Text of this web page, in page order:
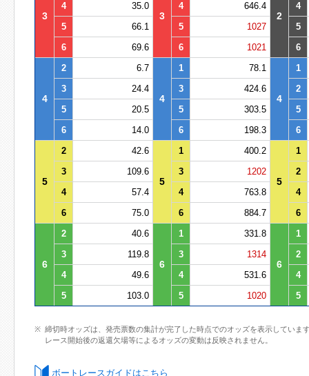
3 3 2
4
35.0 4 646.4
4
5
66.1 5 1027
5
6
69.6 6 1021 6
4
2 6.7
4
1 78.1
4
1
3
24.4 3 424.6
2
5
20.5 5 303.5
5
6
14.0 6 198.3 6
5
2 42.6
5
1 400.2
5
1
3
109.6 3 1202
2
4
57.4 4 763.8
4
6
75.0 6 884.7 6
6
2 40.6
6
1 331.8
6
1
3
119.8 3 1314
2
4
49.6 4 531.6
4
5
103.0 5 1020 5
締切時オッズは、発売票数の集計が完了した時点でのオッズを表示していま
レース開始後の返還欠場等によるオッズの変動は反映されません。
ボートレースガイドはこちら